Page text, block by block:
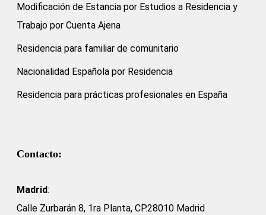
Modificación de Estancia por Estudios a Residencia y
Trabajo por Cuenta Ajena
Residencia para familiar de comunitario
Nacionalidad Española por Residencia
Residencia para prácticas profesionales en España
Contacto:
Madrid:
Calle Zurbarán 8, 1ra Planta, CP.28010 Madrid